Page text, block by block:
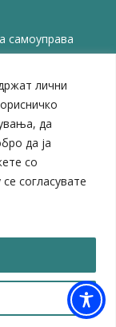
лични
да
да ја
со
согласувате
самоуправа
задржани
|Архива